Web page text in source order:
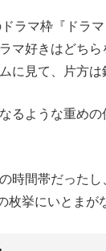
ラマ枠『ドラ
マ好きはどちら
に見て、片方は
るような重め
時間帯だったし
枚挙にいとまが